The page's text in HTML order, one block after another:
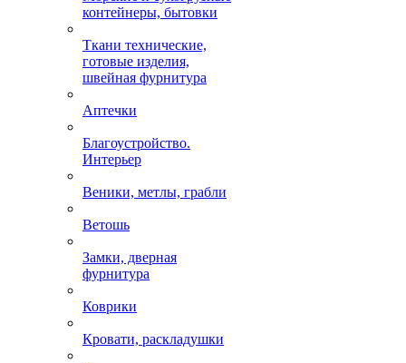
контейнеры, бытовки
Ткани технические,
готовые изделия,
швейная фурнитура
Аптечки
Благоустройство.
Интерьер
Веники, метлы, грабли
Ветошь
Замки, дверная
фурнитура
Коврики
Кровати, раскладушки